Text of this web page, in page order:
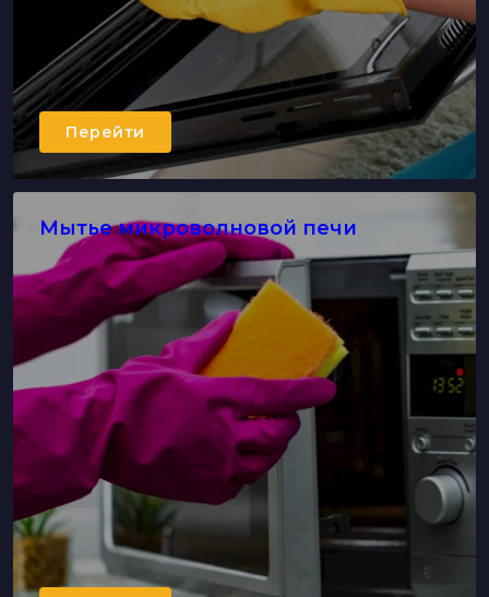
Перейти
Мытье микроволновой печи